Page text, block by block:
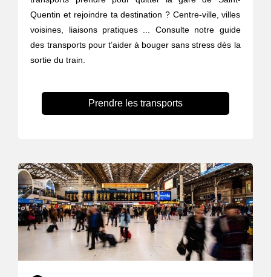
Quentin et rejoindre ta destination ? Centre-ville, villes
voisines, liaisons pratiques ... Consulte notre guide
des transports pour t’aider à bouger sans stress dès la
sortie du train.
Prendre les transports